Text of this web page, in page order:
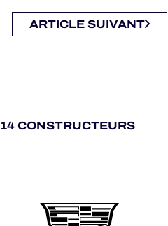
ARTICLE SUIVANT
14 CONSTRUCTEURS